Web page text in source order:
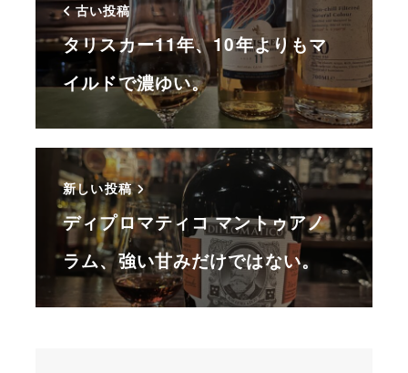
古い投稿
タリスカー11年、10年よりもマ
イルドで濃ゆい。
新しい投稿
ディプロマティコ マントゥアノ
ラム、強い甘みだけではない。